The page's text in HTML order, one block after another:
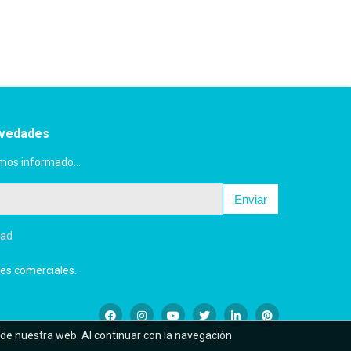
informado...
Enviar
comerciales.
nuestra web. Al continuar con la navegación